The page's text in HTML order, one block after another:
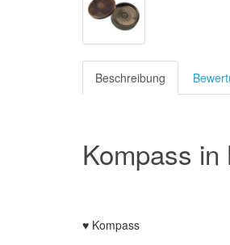
Beschreibung
Kompass
♥ Kompass